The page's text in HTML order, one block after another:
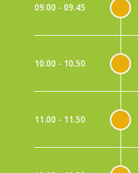
09.00 - 09.45
10.00 - 10.50
11.00 - 11.50